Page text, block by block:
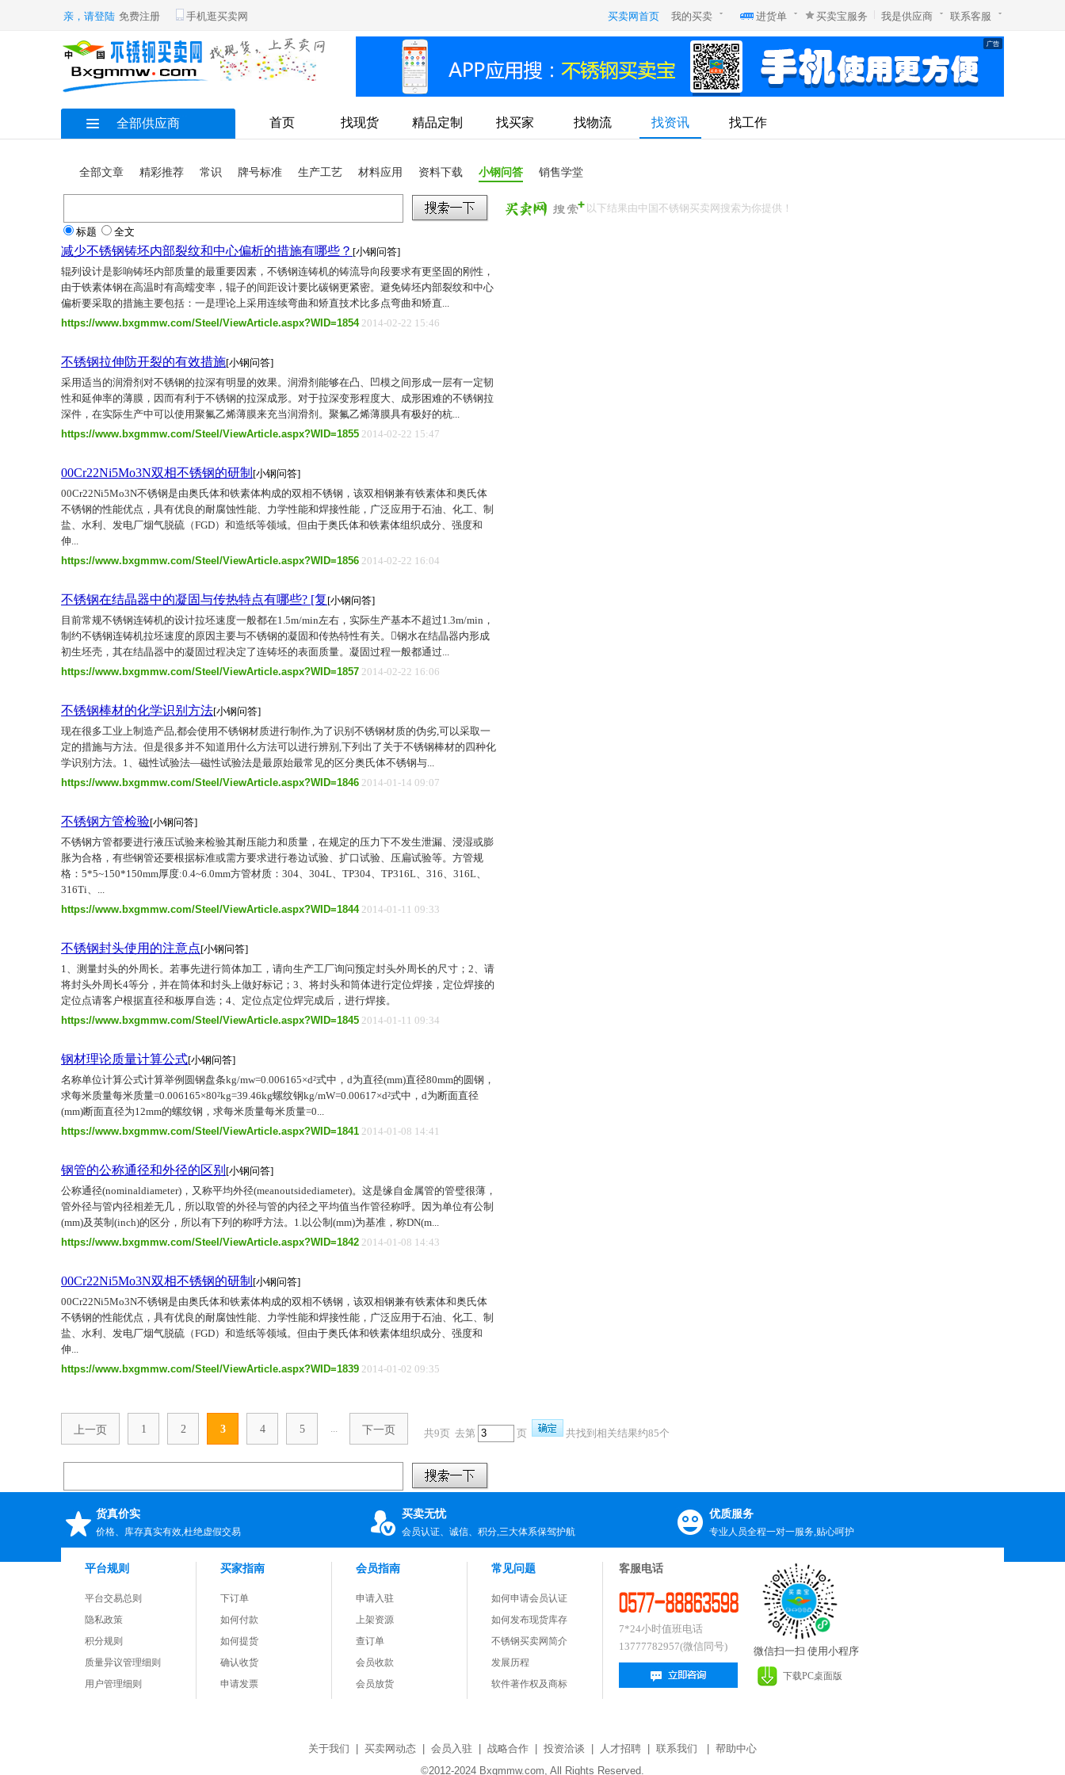
亲，请登陆 免费注册 手机逛买卖网 联系客服
我是供应商
买卖宝服务
进货单
我的买卖
买卖网首页
全部供应商 首页 找现货 精品定制 找买家 找物流 找资讯 找工作
全部文章 精彩推荐 常识 牌号标准 生产工艺 材料应用 资料下载 小钢问答 销售学堂
以下结果由中国不锈钢买卖网搜索为你提供！
标题
全文
减少不锈钢铸坯内部裂纹和中心偏析的措施有哪些？ [小钢问答]
辊列设计是影响铸坯内部质量的最重要因素，不锈钢连铸机的铸流导向段要求有更坚固的刚性，
由于铁素体钢在高温时有高蠕变率，辊子的间距设计要比碳钢更紧密。避免铸坯内部裂纹和中心
偏析要采取的措施主要包括：一是理论上采用连续弯曲和矫直技术比多点弯曲和矫直...
https://www.bxgmmw.com/Steel/ViewArticle.aspx?WID=18542014-02-22 15:46
不锈钢拉伸防开裂的有效措施[小钢问答]
采用适当的润滑剂对不锈钢的拉深有明显的效果。润滑剂能够在凸、凹模之间形成一层有一定韧
性和延伸率的薄膜，因而有利于不锈钢的拉深成形。对于拉深变形程度大、成形困难的不锈钢拉
深件，在实际生产中可以使用聚氟乙烯薄膜来充当润滑剂。聚氟乙烯薄膜具有极好的杭...
https://www.bxgmmw.com/Steel/ViewArticle.aspx?WID=1855 2014-02-22 15:47
00Cr22Ni5Mo3N双相不锈钢的研制 [小钢问答]
00Cr22Ni5Mo3N不锈钢是由奥氏体和铁素体构成的双相不锈钢，该双相钢兼有铁素体和奥氏体
不锈钢的性能优点，具有优良的耐腐蚀性能、力学性能和焊接性能，广泛应用于石油、化工、制
盐、水利、发电厂烟气脱硫（FGD）和造纸等领域。但由于奥氏体和铁素体组织成分、强度和
伸...
https://www.bxgmmw.com/Steel/ViewArticle.aspx?WID=1856 2014-02-22 16:04
不锈钢在结晶器中的凝固与传热特点有哪些? [复 [小钢问答]
目前常规不锈钢连铸机的设计拉坯速度一般都在1.5m/min左右，实际生产基本不超过1.3m/min，
制约不锈钢连铸机拉坯速度的原因主要与不锈钢的凝固和传热特性有关。钢水在结晶器内形成
初生坯壳，其在结晶器中的凝固过程决定了连铸坯的表面质量。凝固过程一般都通过...
https://www.bxgmmw.com/Steel/ViewArticle.aspx?WID=1857 2014-02-22 16:06
不锈钢棒材的化学识别方法[小钢问答]
现在很多工业上制造产品,都会使用不锈钢材质进行制作,为了识别不锈钢材质的伪劣,可以采取一
定的措施与方法。但是很多并不知道用什么方法可以进行辨别,下列出了关于不锈钢棒材的四种化
学识别方法。1、磁性试验法—磁性试验法是最原始最常见的区分奥氏体不锈钢与...
https://www.bxgmmw.com/Steel/ViewArticle.aspx?WID=1846 2014-01-14 09:07
不锈钢方管检验[小钢问答]
不锈钢方管都要进行液压试验来检验其耐压能力和质量，在规定的压力下不发生泄漏、浸湿或膨
胀为合格，有些钢管还要根据标准或需方要求进行卷边试验、扩口试验、压扁试验等。方管规
格：5*5~150*150mm厚度:0.4~6.0mm方管材质：304、304L、TP304、TP316L、316、316L、
316Ti、...
https://www.bxgmmw.com/Steel/ViewArticle.aspx?WID=18442014-01-11 09:33
不锈钢封头使用的注意点[小钢问答]
1、测量封头的外周长。若事先进行筒体加工，请向生产工厂询问预定封头外周长的尺寸；2、请
将封头外周长4等分，并在筒体和封头上做好标记；3、将封头和筒体进行定位焊接，定位焊接的
定位点请客户根据直径和板厚自选；4、定位点定位焊完成后，进行焊接。
https://www.bxgmmw.com/Steel/ViewArticle.aspx?WID=1845 2014-01-11 09:34
钢材理论质量计算公式[小钢问答]
名称单位计算公式计算举例圆钢盘条kg/mw=0.006165×d²式中，d为直径(mm)直径80mm的圆钢，
求每米质量每米质量=0.006165×80²kg=39.46kg螺纹钢kg/mW=0.00617×d²式中，d为断面直径
(mm)断面直径为12mm的螺纹钢，求每米质量每米质量=0...
https://www.bxgmmw.com/Steel/ViewArticle.aspx?WID=1841 2014-01-08 14:41
钢管的公称通径和外径的区别 [小钢问答]
公称通径(nominaldiameter)，又称平均外径(meanoutsidediameter)。这是缘自金属管的管璧很薄，
管外径与管内径相差无几，所以取管的外径与管的内径之平均值当作管径称呼。因为单位有公制
(mm)及英制(inch)的区分，所以有下列的称呼方法。1.以公制(mm)为基准，称DN(m...
https://www.bxgmmw.com/Steel/ViewArticle.aspx?WID=1842 2014-01-08 14:43
00Cr22Ni5Mo3N双相不锈钢的研制 [小钢问答]
00Cr22Ni5Mo3N不锈钢是由奥氏体和铁素体构成的双相不锈钢，该双相钢兼有铁素体和奥氏体
不锈钢的性能优点，具有优良的耐腐蚀性能、力学性能和焊接性能，广泛应用于石油、化工、制
盐、水利、发电厂烟气脱硫（FGD）和造纸等领域。但由于奥氏体和铁素体组织成分、强度和
伸...
https://www.bxgmmw.com/Steel/ViewArticle.aspx?WID=1839 2014-01-02 09:35
上一页 1 2 3 4 5 ... 下一页 共9页 去第 页 共找到相关结果约85个
货真价实
价格、库存真实有效,杜绝虚假交易
买卖无忧
会员认证、诚信、积分,三大体系保驾护航
优质服务
专业人员全程一对一服务,贴心呵护
平台规则
平台交易总则
隐私政策
积分规则
质量异议管理细则
用户管理细则
买家指南
下订单
如何付款
如何提货
确认收货
申请发票
会员指南
申请入驻
上架资源
查订单
会员收款
会员放货
常见问题
如何申请会员认证
如何发布现货库存
不锈钢买卖网简介
发展历程
软件著作权及商标
客服电话
7*24小时值班电话
13777782957(微信同号)
微信扫一扫 使用小程序
下载PC桌面版
关于我们 买卖网动态 会员入驻 战略合作 投资洽谈 人才招聘 联系我们
帮助中心
©2012-2024 Bxgmmw.com, All Rights Reserved.